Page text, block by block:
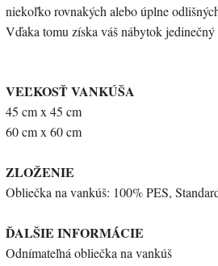
niekoľko rovnakých alebo úplne
Vďaka tomu získa váš nábytok jedinečný
VEĽKOSŤ VANKÚŠA
45 cm x 45 cm
60 cm x 60 cm
ZLOŽENIE
Obliečka na vankúš: 100% PES,
ĎALŠIE INFORMÁCIE
Odnímateľná obliečka na vankúš